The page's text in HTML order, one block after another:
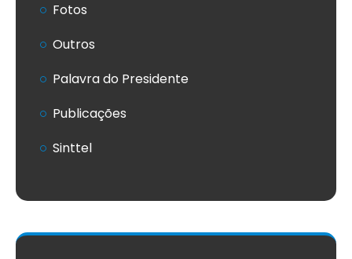
Fotos
Outros
Palavra do Presidente
Publicações
Sinttel